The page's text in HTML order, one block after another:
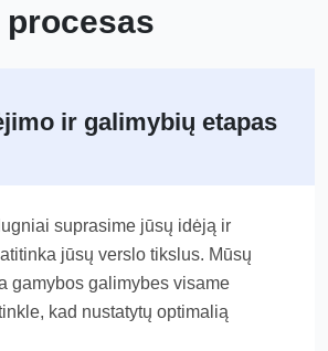
procesas
ir galimybių etapas
suprasime jūsų idėją ir
jūsų verslo tikslus. Mūsų
gamybos galimybes visame
kad nustatytų optimalią